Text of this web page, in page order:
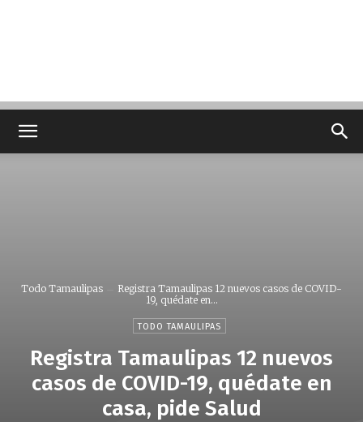
Todo Tamaulipas
Registra Tamaulipas 12 nuevos casos de COVID-
19, quédate en...
TODO TAMAULIPAS
Registra Tamaulipas 12 nuevos
casos de COVID-19, quédate en
casa, pide Salud